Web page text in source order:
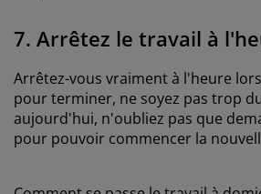
7. Arrêtez le travail à
Arrêtez-vous vraiment à l'heure
pour terminer, ne soyez pas trop
aujourd'hui, n'oubliez pas que
pour pouvoir commencer la